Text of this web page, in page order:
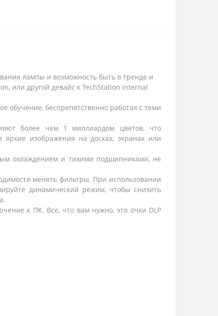
лампы и возможность быть в тренде и
или другой девайс к TechStation internal
обучение, беспрепятственно работая с теми
более чем 1 миллиардом цветов, что
яркие изображения на досках, экранах или
охлаждением и тихими подшипниками, не
менять фильтры. При использовании
динамический режим, чтобы снизить
к ПК. Все, что вам нужно, это очки DLP